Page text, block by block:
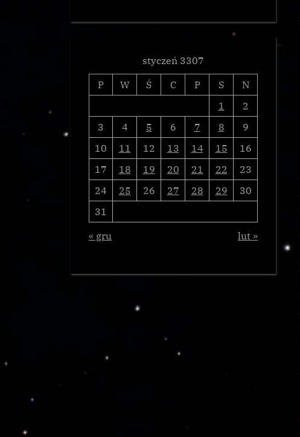
styczeń 3307
P
W Ś C P S
N
1
2
3
4 5 6 7 8
9
10
11 12 13 14 15
16
17
18 19 20 21 22
23
24
25 26 27 28 29
30
31
« gru
lut »